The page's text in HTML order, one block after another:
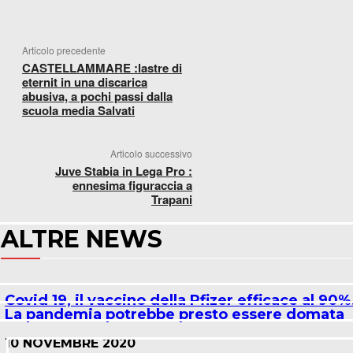
Articolo precedente
CASTELLAMMARE :lastre di
eternit in una discarica
abusiva, a pochi passi dalla
scuola media Salvati
Articolo successivo
Juve Stabia in Lega Pro :
ennesima figuraccia a
Trapani
ALTRE NEWS
Covid 19, il vaccino della Pfizer efficace al
La pandemia potrebbe presto essere domata
10 NOVEMBRE 2020